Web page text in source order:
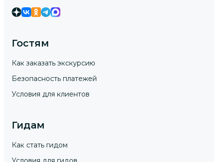
Гостям
Как заказать экскурсию
Безопасность платежей
Условия для клиентов
Гидам
Как стать гидом